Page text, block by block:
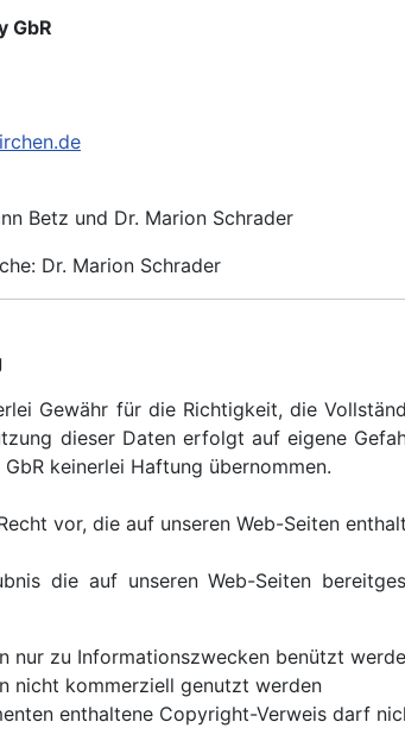
GbR
Betz und Dr. Marion Schrader
Dr. Marion Schrader
Gewähr für die Richtigkeit, die
dieser Daten erfolgt auf eigene
keinerlei Haftung übernommen.
vor, die auf unseren Web-Seiten
die auf unseren Web-Seiten
nur zu Informationszwecken benützt
nicht kommerziell genutzt werden
enthaltene Copyright-Verweis darf